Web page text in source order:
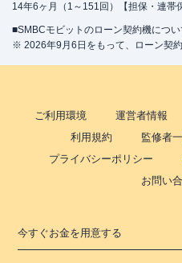
14年6ヶ月（1～151回）【担保・連帯
■SMBCモビットのローン契約機につい
※ 2026年9月6日をもって、ローン契
ご利用環境 運営者情報
利用規約
監修者
プライバシーポリシー
お問い
今すぐお金を用意する